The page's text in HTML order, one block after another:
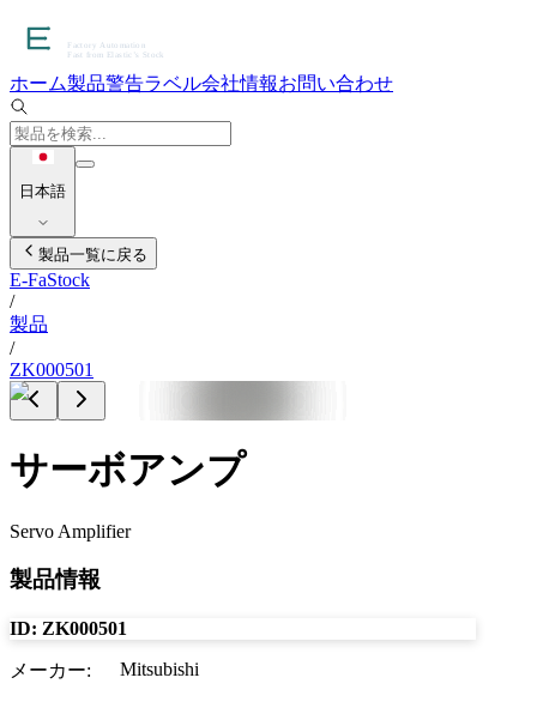
ホーム製品警告ラベル会社情報お問い合わせ
日本語
製品一覧に戻る
E-FaStock
/
製品
/
ZK000501
サーボアンプ
Servo Amplifier
製品情報
ID: ZK000501
メーカー: Mitsubishi